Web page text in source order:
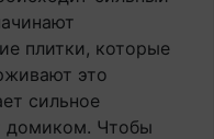
плитки, которые
это
сильное
домиком. Чтобы